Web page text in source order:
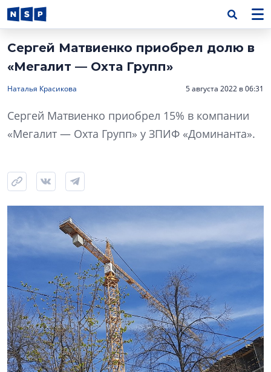
Сергей Матвиенко приобрел долю в
«Мегалит — Охта Групп»
Наталья Красикова 5 августа 2022 в 06:31
Сергей Матвиенко приобрел 15% в компании
«Мегалит — Охта Групп» у ЗПИФ «Доминанта».